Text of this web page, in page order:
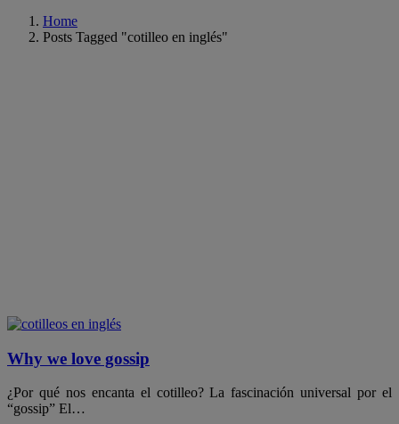
Home
Posts Tagged "cotilleo en inglés"
Why we love gossip
¿Por qué nos encanta el cotilleo? La fascinación universal por el
“gossip” El…